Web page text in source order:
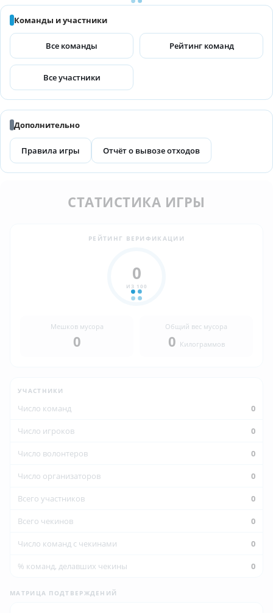
Команды и участники
Все команды Рейтинг команд
Все участники
Дополнительно
Правила игры Отчёт о вывозе отходов
СТАТИСТИКА ИГРЫ
РЕЙТИНГ ВЕРИФИКАЦИИ
0
ИЗ 100
Мешков мусора
0
Общий вес мусора
0 Килограммов
УЧАСТНИКИ
Число команд 0
Число игроков 0
Число волонтеров 0
Число организаторов 0
Всего участников 0
Всего чекинов 0
Число команд с чекинами 0
% команд, делавших чекины 0
МАТРИЦА ПОДТВЕРЖДЕНИЙ